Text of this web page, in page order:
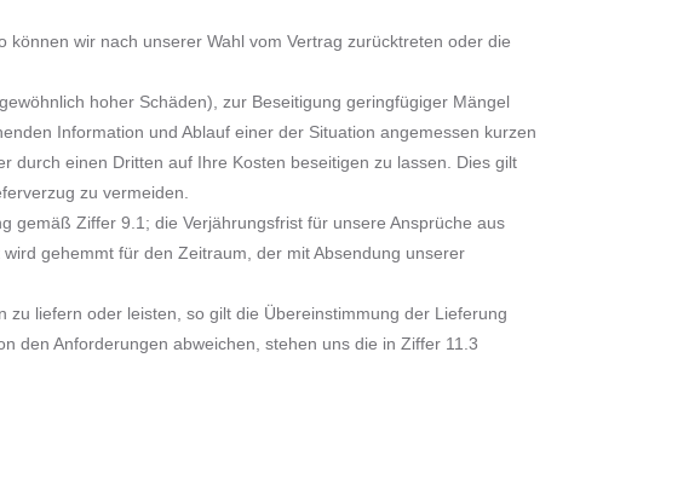
wir nach unserer Wahl vom Vertrag zurücktreten oder die
hoher Schäden), zur Beseitigung geringfügiger Mängel
Information und Ablauf einer der Situation angemessen kurzen
durch einen Dritten auf Ihre Kosten beseitigen zu lassen. Dies gilt
zu vermeiden.
gemäß Ziffer 9.1; die Verjährungsfrist für unsere Ansprüche aus
gehemmt für den Zeitraum, der mit Absendung unserer
liefern oder leisten, so gilt die Übereinstimmung der Lieferung
den Anforderungen abweichen, stehen uns die in Ziffer 11.3